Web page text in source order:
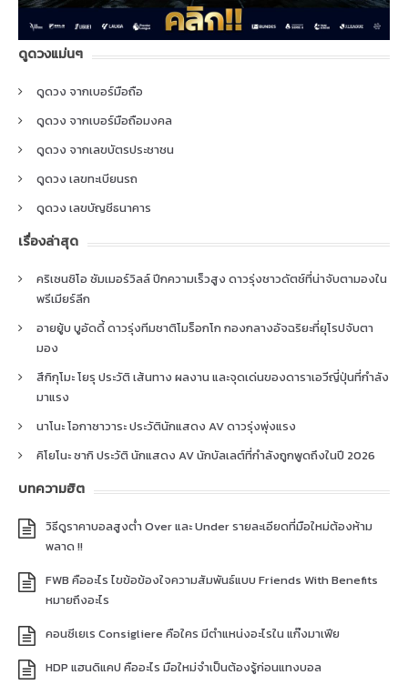
ดูดวงแม่นๆ
ดูดวง จากเบอร์มือถือ
ดูดวง จากเบอร์มือถือมงคล
ดูดวง จากเลขบัตรประชาชน
ดูดวง เลขทะเบียนรถ
ดูดวง เลขบัญชีธนาคาร
เรื่องล่าสุด
คริเซนซิโอ ซัมเมอร์วิลล์ ปีกความเร็วสูง ดาวรุ่งชาวดัตช์ที่น่าจับตามองใน
พรีเมียร์ลีก
อายยู้บ บูอัดดี้ ดาวรุ่งทีมชาติโมร็อกโก กองกลางอัจฉริยะที่ยุโรปจับตา
มอง
สึกิกุโมะ โยรุ ประวัติ เส้นทาง ผลงาน และจุดเด่นของดาราเอวีญี่ปุ่นที่กำลัง
มาแรง
นาโนะ โอกาซาวาระ ประวัตินักแสดง AV ดาวรุ่งพุ่งแรง
คิโยโนะ ซากิ ประวัติ นักแสดง AV นักบัลเลต์ที่กำลังถูกพูดถึงในปี 2026
บทความฮิต
วิธีดูราคาบอลสูงต่ำ Over และ Under รายละเอียดที่มือใหม่ต้องห้าม
พลาด !!
FWB คืออะไร ไขข้อข้องใจความสัมพันธ์แบบ Friends With Benefits
หมายถึงอะไร
คอนซีเยเร Consigliere คือใคร มีตำแหน่งอะไรใน แก๊งมาเฟีย
HDP แฮนดิแคป คืออะไร มือใหม่จำเป็นต้องรู้ก่อนแทงบอล